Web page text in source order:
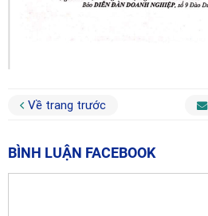
Về trang trước
BÌNH LUẬN FACEBOOK